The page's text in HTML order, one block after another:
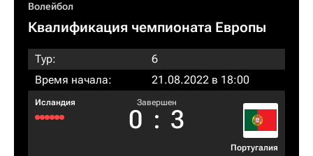
Волейбол
Квалификация чемпионата Европы
Тур:
6
Время начала:
21.08.2022 в 18:00
Исландия Завершен
0 : 3
Португалия